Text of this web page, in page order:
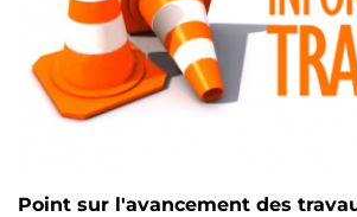
Point sur l'avancement des